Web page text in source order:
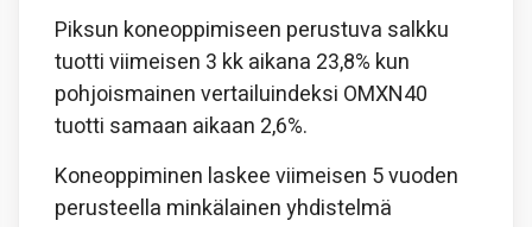
Piksun koneoppimiseen perustuva salkku
tuotti viimeisen 3 kk aikana 23,8% kun
pohjoismainen vertailuindeksi OMXN40
tuotti samaan aikaan 2,6%.
Koneoppiminen laskee viimeisen 5 vuoden
perusteella minkälainen yhdistelmä